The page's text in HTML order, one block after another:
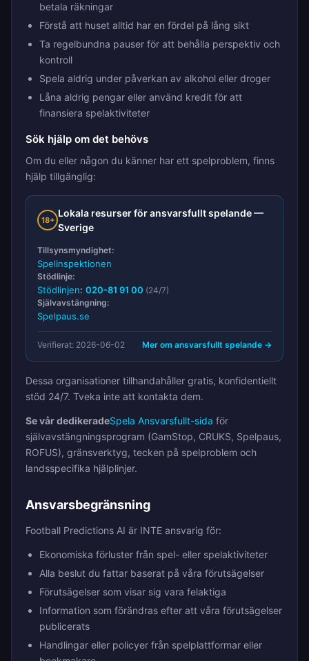
betala räkningar
Förstå att huset alltid har en fördel på lång sikt
Ta regelbundna pauser för att behålla perspektiv och
kontroll
Spela aldrig under påverkan av alkohol eller droger
Låna aldrig pengar eller använd kredit för att
finansiera spelaktiviteter
Sök hjälp om det behövs
Om du eller någon du känner har ett spelproblem, finns
hjälp tillgänglig:
18+
Lokala resurser för ansvarsfullt spelande —
Sverige
Tillsynsmyndighet:
Spelinspektionen
Stödlinje:
Stödlinjen: 020-81 91 00 (24/7)
Självavstängning:
Spelpaus.se
Verifierat: 2026-06-02 Mer om ansvarsfullt spelande →
Dessa organisationer tillhandahåller gratis, konfidentiellt
stöd 24/7. Tveka inte att kontakta dem.
Se vår dedikeradeSpela Ansvarsfullt-sida för
självavstängningsprogram (GamStop, CRUKS, Spelpaus,
ROFUS), gränsverktyg, tecken på spelproblem och
landsspecifika hjälplinjer.
Ansvarsbegränsning
Football Predictions AI är INTE ansvarig för:
Ekonomiska förluster från spel- eller spelaktiviteter
Alla beslut du fattar baserat på våra förutsägelser
Förutsägelser som visar sig vara felaktiga
Information som förändras efter att våra förutsägelser
publicerats
Handlingar eller policyer från spelplattformar eller